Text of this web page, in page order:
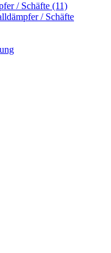
/ Schäfte (11)
/ Schäfte